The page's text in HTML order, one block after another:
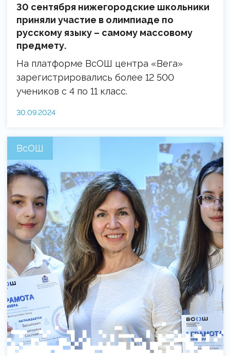
30 сентября нижегородские школьники
приняли участие в олимпиаде по
русскому языку – самому массовому
предмету.
На платформе ВсОШ центра «Вега»
зарегистрировались более 12 500
учеников с 4 по 11 класс.
30.09.2024
ВсОШ